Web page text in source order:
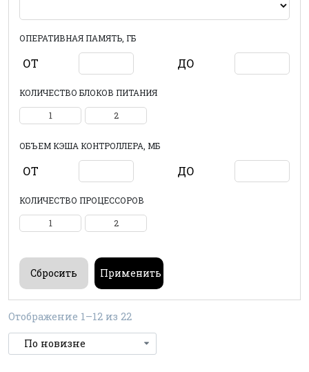
ОПЕРАТИВНАЯ ПАМЯТЬ, ГБ
ОТ ДО
КОЛИЧЕСТВО БЛОКОВ ПИТАНИЯ
1 2
ОБЪЕМ КЭША КОНТРОЛЛЕРА, МБ
ОТ ДО
КОЛИЧЕСТВО ПРОЦЕССОРОВ
1 2
Отображение 1–12 из 22